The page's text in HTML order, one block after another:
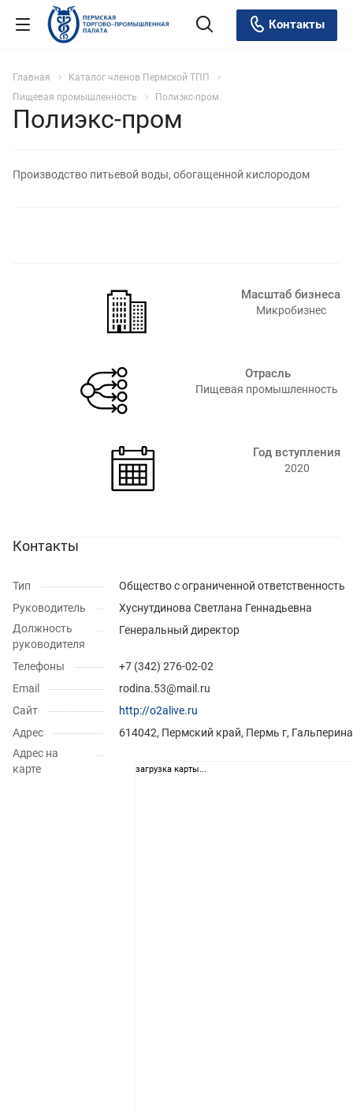
Контакты
Главная
Каталог членов Пермской ТПП
Пищевая промышленность
Полиэкс-пром
Полиэкс-пром
Производство питьевой воды, обогащенной кислородом
Масштаб бизнеса
Микробизнес
Отрасль
Пищевая промышленность ⁠
Год вступления
2020
Контакты
Тип
Общество с ограниченной ответственность
Руководитель
Хуснутдинова Светлана Геннадьевна
Должность
руководителя
Генеральный директор
Телефоны
+7 (342) 276-02-02
Email
rodina.53@mail.ru
Сайт
http://o2alive.ru
Адрес
614042, Пермский край, Пермь г,
Адрес на
карте
загрузка карты...